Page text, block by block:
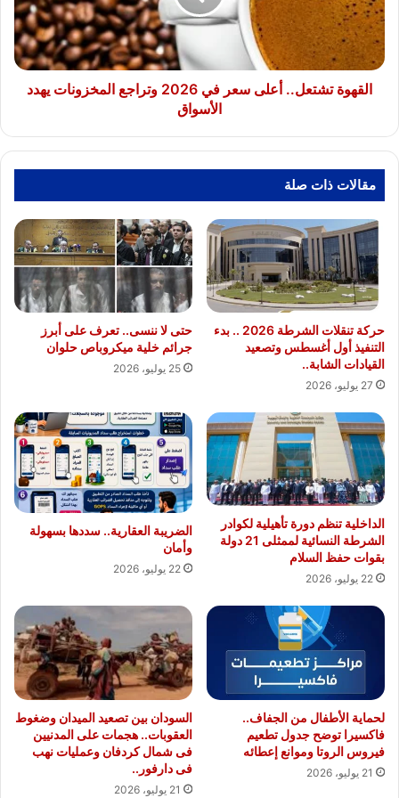
2026
وتراجع
المخزونات
يهدد
الأسواق
القهوة تشتعل.. أعلى سعر في 2026 وتراجع المخزونات يهدد
الأسواق
مقالات ذات صلة
حركة تنقلات الشرطة 2026 .. بدء
التنفيذ أول أغسطس وتصعيد
القيادات الشابة..
27 يوليو، 2026
حتى لا ننسى.. تعرف على أبرز
جرائم خلية ميكروباص حلوان
25 يوليو، 2026
الداخلية تنظم دورة تأهيلية لكوادر
الشرطة النسائية لممثلى 21 دولة
بقوات حفظ السلام
22 يوليو، 2026
الضريبة العقارية.. سددها بسهولة
وأمان
22 يوليو، 2026
لحماية الأطفال من الجفاف..
فاكسيرا توضح جدول تطعيم
فيروس الروتا وموانع إعطائه
21 يوليو، 2026
السودان بين تصعيد الميدان وضغوط
العقوبات.. هجمات على المدنيين
فى شمال كردفان وعمليات نهب
فى دارفور..
21 يوليو، 2026